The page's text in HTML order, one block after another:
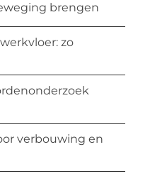
brengen
zo
verbouwing en